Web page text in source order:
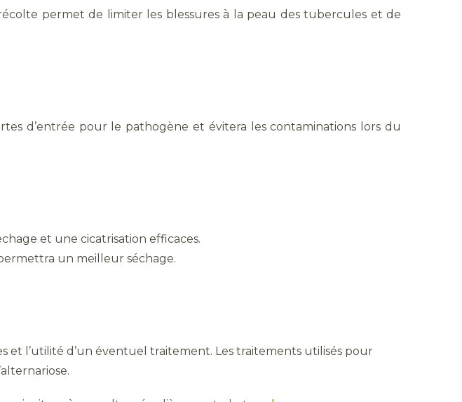
permet de limiter les blessures à la peau des tubercules et de
d’entrée pour le pathogène et évitera les contaminations lors du
et une cicatrisation efficaces.
un meilleur séchage.
et l’utilité d’un éventuel traitement. Les traitements utilisés pour